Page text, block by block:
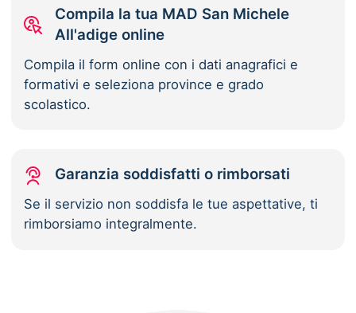
Compila la tua MAD San Michele
All'adige online
Compila il form online con i dati anagrafici e
formativi e seleziona province e grado
scolastico.
Garanzia soddisfatti o rimborsati
Se il servizio non soddisfa le tue aspettative, ti
rimborsiamo integralmente.